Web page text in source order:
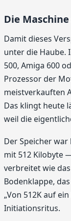
Die
Damit dieses
unter die Haube.
500, Amiga 600
Prozessor der
meistverkauften
Das klingt heute
weil die
Der Speicher war
mit 512 Kilobyte
verbreitet wie
Bodenklappe,
„Von 512K auf
Initiationsritus.